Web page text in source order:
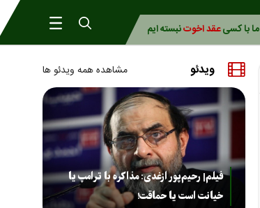
ما با کسیعقد اخوتنبسته ایم
ویدئو مشاهده همه ویدئو ها
فیلم| رحیم‌پور ازغدی: مذاکره با ترامپ یا
خیانت است یا حماقت!